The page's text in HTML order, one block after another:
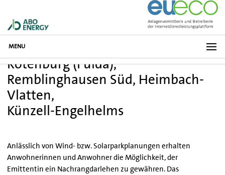
MENU
Rotenburg (Fulda),
Remblinghausen Süd, Heimbach-
Vlatten,
Künzell-Engelhelms
Anlässlich von Wind- bzw. Solarparkplanungen erhalten
Anwohnerinnen und Anwohner die Möglichkeit, der
Emittentin ein Nachrangdarlehen zu gewähren. Das